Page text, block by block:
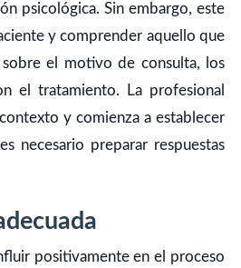
psicológica. Sin embargo, este
y comprender aquello que
el motivo de consulta, los
el tratamiento. La profesional
y comienza a establecer
necesario preparar respuestas
positivamente en el proceso